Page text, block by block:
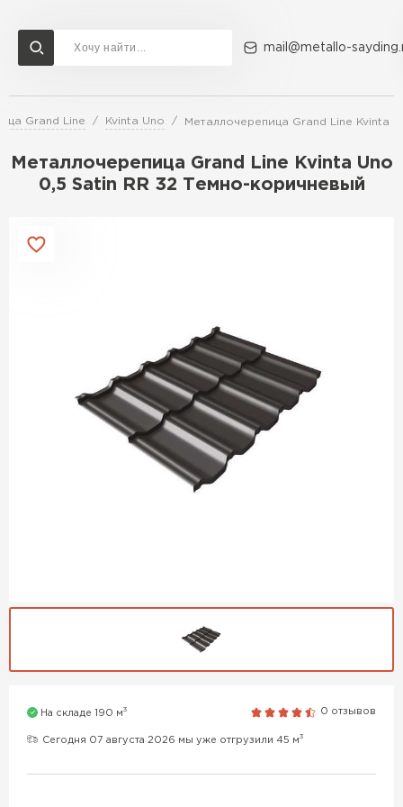
mail@metallo-
Grand Line Kvinta Uno Металлочерепица Grand Line Kvinta
Металлочерепица Grand Line Kvinta Uno
0,5 Satin RR 32 Темно-коричневый
На складе 190 м3 0 отзывов
Сегодня 07 августа 2026 мы уже отгрузили 45 м3
Доставка и оплата Акции О компании Контакты
Перейти в каталог